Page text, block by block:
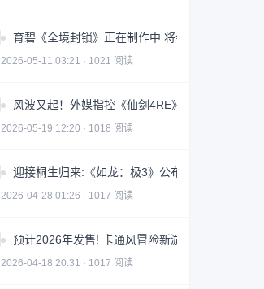
育碧《全境封锁》正在制作中 将会被打造成一款
2026-05-11 03:21 · 1021 阅读
风波又起！外媒指控《仙剑4RE》抄袭《光与影
2026-05-19 12:20 · 1018 阅读
迎接桐生归来:《如龙：极3》公布PC平台硬件配
2026-04-28 01:26 · 1017 阅读
预计2026年发售! 卡通风冒险新游《长日将尽》
2026-04-18 20:31 · 1017 阅读